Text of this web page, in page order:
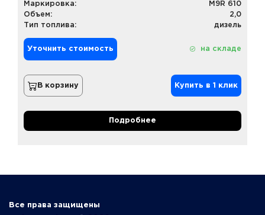
Маркировка:
M9R 610
Объем:
2,0
Тип топлива:
дизель
Уточнить стоимость на складе
В корзину Купить в 1 клик
Подробнее
Все права защищены